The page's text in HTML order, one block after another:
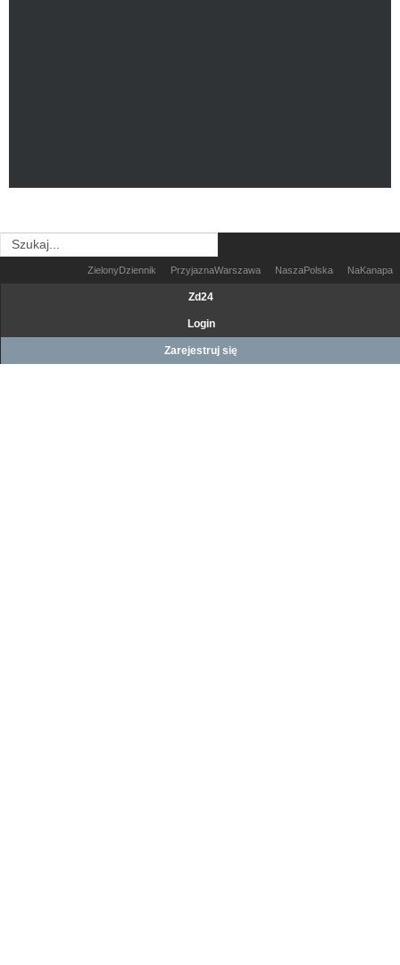
ZielonyDziennik PrzyjaznaWarszawa NaszaPolska NaKanapa
Zd24
Login
Zarejestruj się